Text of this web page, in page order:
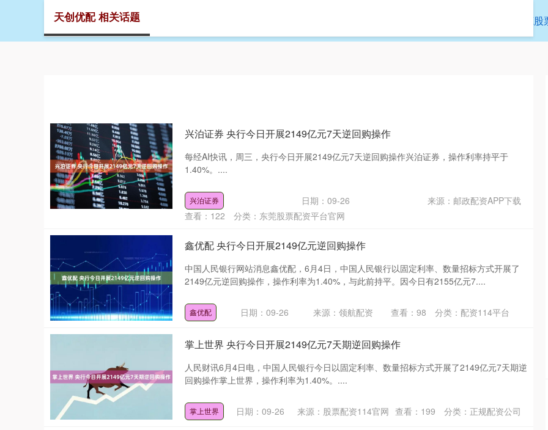
东莞
天创优配 相关话题
兴泊证券 央行今日开展2149亿元7天逆回购操作
每经AI快讯，周三，央行今日开展2149亿元7天逆回购操作兴泊证券，操作利率持平于
1.40%。....
兴泊证券 日期：09-26
来源：邮政配资APP下载
查看： 122 分类： 东莞股票配资平台官网
鑫优配 央行今日开展2149亿元逆回购操作
中国人民银行网站消息鑫优配，6月4日，中国人民银行以固定利率、数量招标方式开展了
2149亿元逆回购操作，操作利率为1.40%，与此前持平。因今日有2155亿元7....
鑫优配 日期：09-26 来源：领航配资 查看： 98 分类： 配资114平台
掌上世界 央行今日开展2149亿元7天期逆回购操作
人民财讯6月4日电，中国人民银行今日以固定利率、数量招标方式开展了2149亿元7天期逆
回购操作掌上世界，操作利率为1.40%。....
掌上世界 日期：09-26 来源：股票配资114官网 查看： 199 分类： 正规配资公司
3893.90 深证成指 14239.90 95.70 0.68% 沪深300